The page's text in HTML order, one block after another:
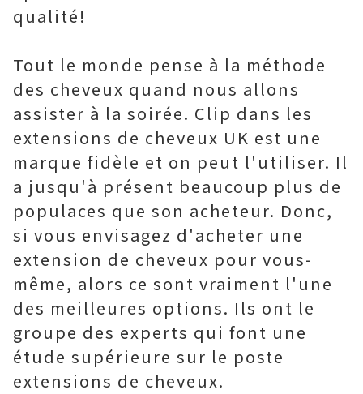
qualité!
Tout le monde pense à la méthode
des cheveux quand nous allons
assister à la soirée. Clip dans les
extensions de cheveux UK est une
marque fidèle et on peut l'utiliser. Il
a jusqu'à présent beaucoup plus de
populaces que son acheteur. Donc,
si vous envisagez d'acheter une
extension de cheveux pour vous-
même, alors ce sont vraiment l'une
des meilleures options. Ils ont le
groupe des experts qui font une
étude supérieure sur le poste
extensions de cheveux.